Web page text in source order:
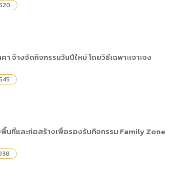
า จ้างจัดกิจกรรมวันปีใหม่ โดยวิธีเฉพาะเจาะจง
นที่และก่อสร้างเพื่อรองรับกิจกรรม Family Zone